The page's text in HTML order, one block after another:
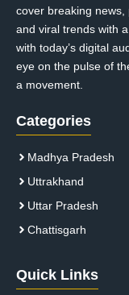
cover breaking news,
and viral trends with
with today’s digital
eye on the pulse of
a movement.
Categories
Madhya Pradesh
Uttrakhand
Uttar Pradesh
Chattisgarh
Quick Links